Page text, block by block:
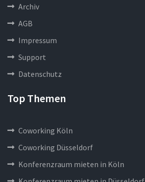
Archiv
AGB
Impressum
Support
Datenschutz
Top Themen
Coworking Köln
Coworking Düsseldorf
Konferenzraum mieten in Köln